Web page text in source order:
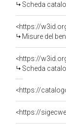
Scheda
<https://
Misure del
<https://
Scheda
<https://
<https://